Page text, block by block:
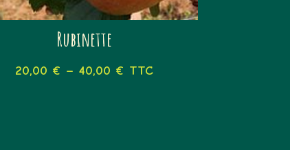
Rubinette
20,00 € – 40,00 € TTC